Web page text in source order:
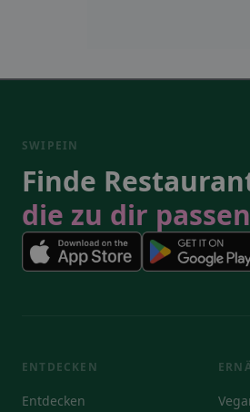
SWIPEIN
Finde
die zu dir
ENTDECKEN
Entdecken